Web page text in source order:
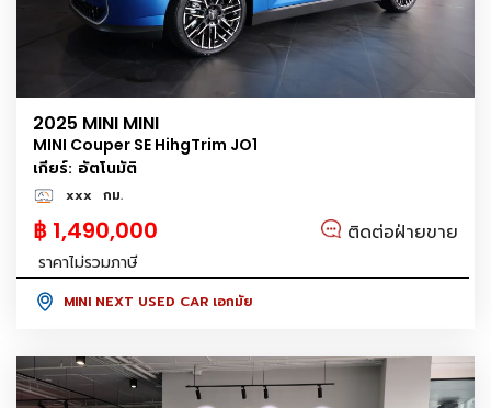
2025 MINI MINI
MINI Couper SE HihgTrim JO1
เกียร์: อัตโนมัติ
xxx กม.
฿ 1,490,000 ติดต่อฝ่ายขาย
ราคาไม่รวมภาษี
MINI NEXT USED CAR เอกมัย